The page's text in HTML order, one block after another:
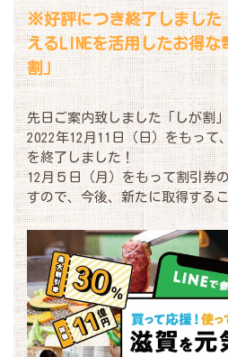
※好評につき終了しました
えるLINEを活用したお得な
割」
先日ご案内致しました「しが割
2022年12月11日（日）をもって
を終了しました！
12月５日（月）をもって割引券
すので、今後、新たに取得する